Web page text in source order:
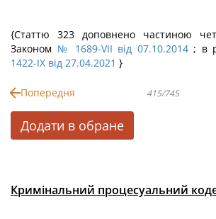
{Статтю 323 доповнено частиною
Законом № 1689-VII від 07.10.2014; в
1422-IX від 27.04.2021 }
Попередня 415/745
Додати в обране
Кримінальний процесуальний